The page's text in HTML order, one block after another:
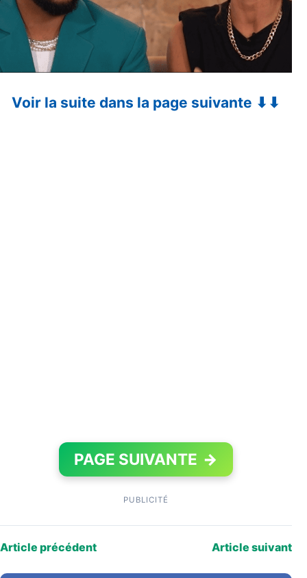
Voir la suite dans la page suivante ⬇⬇
PAGE SUIVANTE →
PUBLICITÉ
Article précédent Article suivant